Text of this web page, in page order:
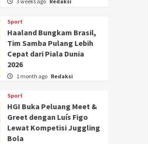
Sport
Haaland Bungkam Brasil,
Tim Samba Pulang Lebih
Cepat dari Piala Dunia
2026
1 month ago Redaksi
Sport
HGI Buka Peluang Meet &
Greet dengan Luís Figo
Lewat Kompetisi Juggling
Bola